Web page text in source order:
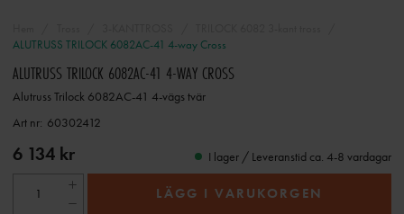
ALUTRUSS TRILOCK 6082AC-41 4-way Cross
ALUTRUSS TRILOCK 6082AC-41 4-WAY CROSS
Alutruss Trilock 6082AC-41 4-vägs tvär
Art nr: 60302412
6 134 kr I lager / Leveranstid ca. 4-8 vardagar
LÄGG I VARUKORGEN